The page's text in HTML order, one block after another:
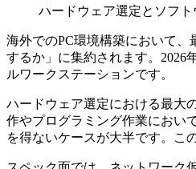
ハードウェア選定とソフ
海外でのPC環境構築において
するか」に集約されます。2026
ルワークステーションです。
ハードウェア選定における最大
作やプログラミング作業におい
を得ないケースが大半です。こ